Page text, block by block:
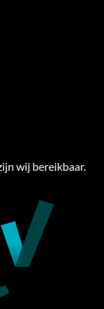
wij bereikbaar.